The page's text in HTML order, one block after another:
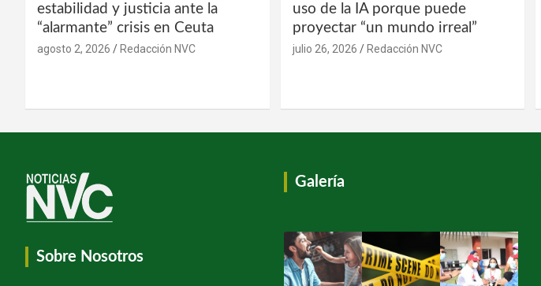
estabilidad y justicia ante la
“alarmante” crisis en Ceuta
agosto 2, 2026 Redacción NVC
uso de la IA porque puede
proyectar “un mundo irreal”
julio 26, 2026 Redacción NVC
Sobre Nosotros
Galería